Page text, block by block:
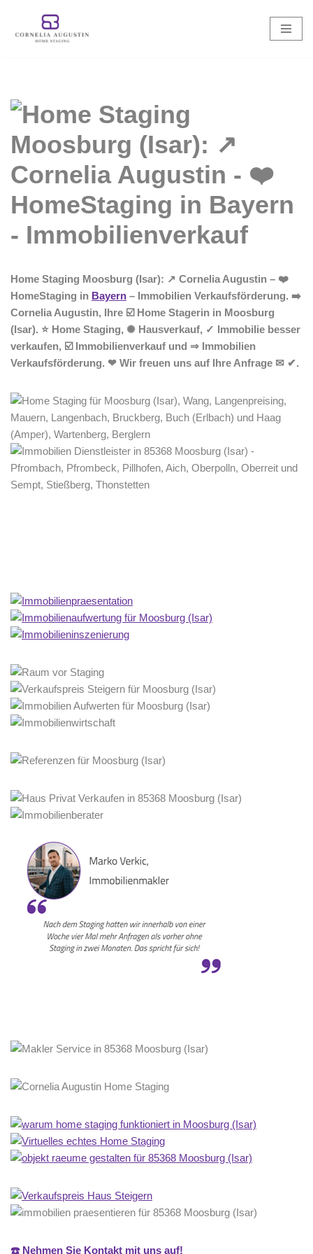
Zum
Home Staging Moosburg (Isar): ↗️ Cornelia Augustin – ❤️
HomeStaging in Bayern – Immobilien Verkaufsförderung. ➡️
Cornelia Augustin, Ihre ☑️ Home Stagerin in Moosburg
(Isar). ⭐ Home Staging, ✺ Hausverkauf, ✓ Immobilie besser
verkaufen, ☑️ Immobilienverkauf und ⇒ Immobilien
Verkaufsförderung. ❤ Wir freuen uns auf Ihre Anfrage ✉ ✔.
☎️ Nehmen Sie Kontakt mit uns auf!